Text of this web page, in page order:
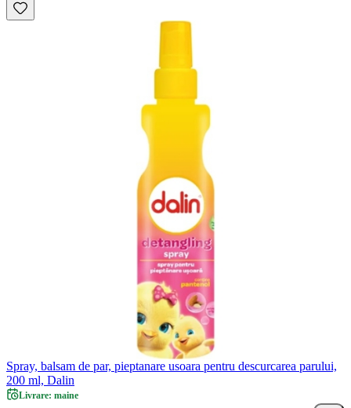
Spray, balsam de par, pieptanare usoara pentru descurcarea parului,
200 ml, Dalin
Livrare: maine